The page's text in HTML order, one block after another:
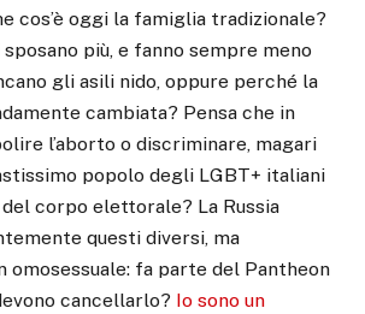
cos’è oggi la famiglia tradizionale?
più, e fanno sempre meno
gli asili nido, oppure perché la
cambiata? Pensa che in
l’aborto o discriminare, magari
popolo degli LGBT+ italiani
corpo elettorale? La Russia
questi diversi, ma
omosessuale: fa parte del Pantheon
cancellarlo? Io sono un